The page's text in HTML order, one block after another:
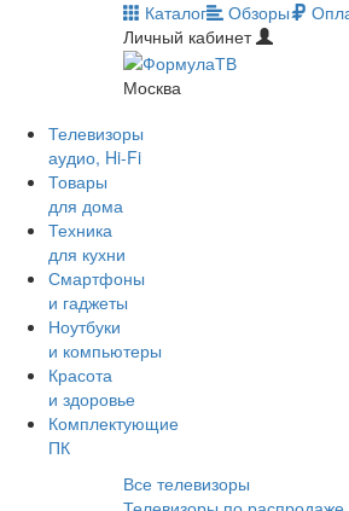
Каталог Обзоры
Личный кабинет
Москва
Телевизоры
аудио, Hi-Fi
Товары
для дома
Техника
для кухни
Смартфоны
и гаджеты
Ноутбуки
и компьютеры
Красота
и здоровье
Комплектующие
ПК
Все телевизоры